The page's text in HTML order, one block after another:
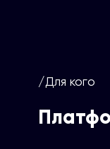
/Для кого